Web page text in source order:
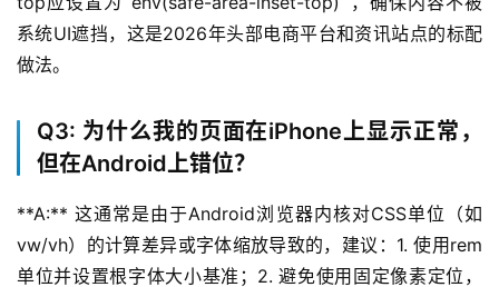
系统UI遮挡，这是2026年头部电商平台和资讯站点的标配
做法。
Q3: 为什么我的页面在iPhone上显示正常，
但在Android上错位？
**A:** 这通常是由于Android浏览器内核对CSS单位（如
vw/vh）的计算差异或字体缩放导致的，建议：1. 使用rem
单位并设置根字体大小基准；2. 避免使用固定像素定位，